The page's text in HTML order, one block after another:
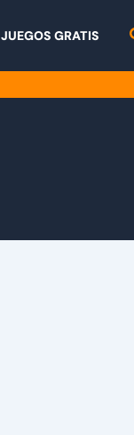
JUEGOS GRATIS